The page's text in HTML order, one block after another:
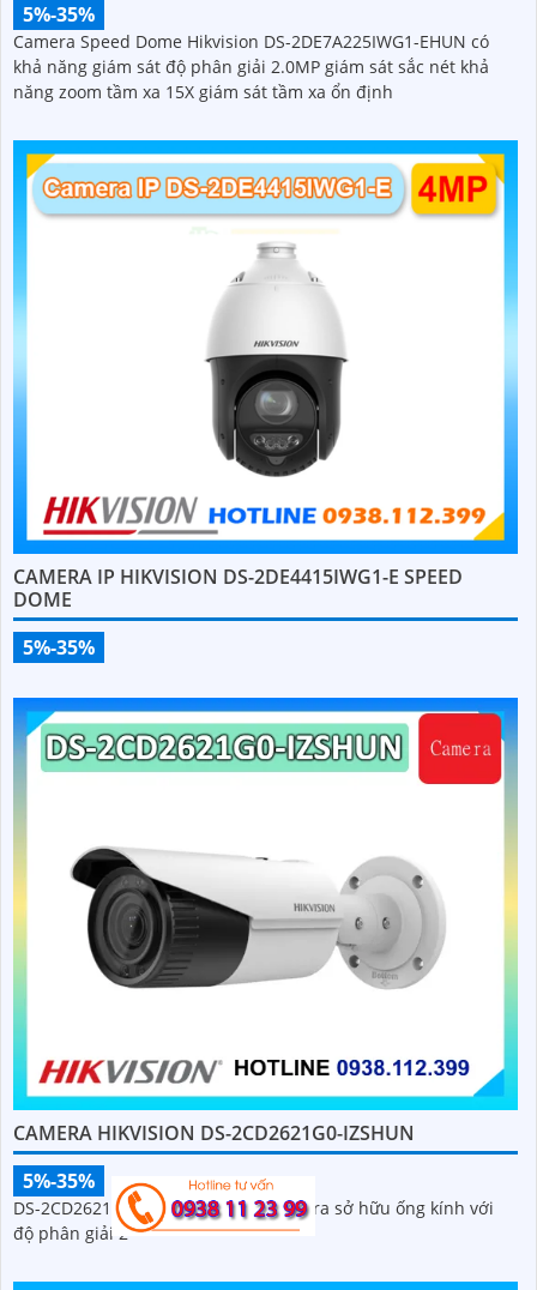
5%-35%
Camera Speed Dome Hikvision DS-2DE7A225IWG1-EHUN có
khả năng giám sát độ phân giải 2.0MP giám sát sắc nét khả
năng zoom tầm xa 15X giám sát tầm xa ổn định
CAMERA IP HIKVISION DS-2DE4415IWG1-E SPEED
DOME
5%-35%
CAMERA HIKVISION DS-2CD2621G0-IZSHUN
5%-35%
DS-2CD2621G0-IZSHUN là dòng camera sở hữu ống kính với
độ phân giải 2